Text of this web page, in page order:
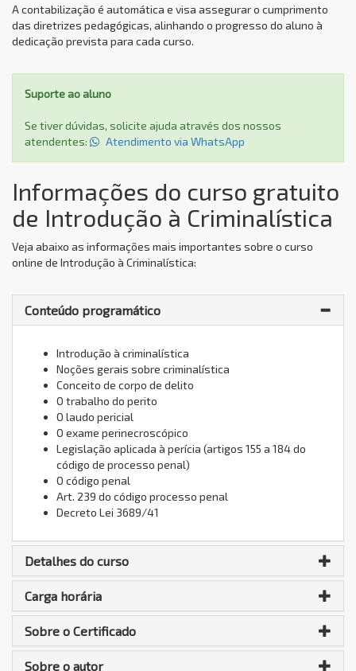
A contabilização é automática e visa assegurar o cumprimento
das diretrizes pedagógicas, alinhando o progresso do aluno à
dedicação prevista para cada curso.
Suporte ao aluno
Se tiver dúvidas, solicite ajuda através dos nossos
atendentes:
Atendimento via WhatsApp
Informações do curso gratuito
de Introdução à Criminalística
Veja abaixo as informações mais importantes sobre o curso
online de Introdução à Criminalística:
Conteúdo programático
Introdução à criminalística
Noções gerais sobre criminalística
Conceito de corpo de delito
O trabalho do perito
O laudo pericial
O exame perinecroscópico
Legislação aplicada à perícia (artigos 155 a 184 do
código de processo penal)
O código penal
Art. 239 do código processo penal
Decreto Lei 3689/41
Detalhes do curso
Carga horária
Sobre o Certificado
Sobre o autor